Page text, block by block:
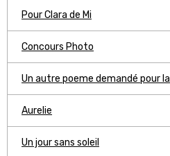
Pour Clara de Mi
Concours Photo
Un autre poeme demandé pour la
Aurelie
Un jour sans soleil